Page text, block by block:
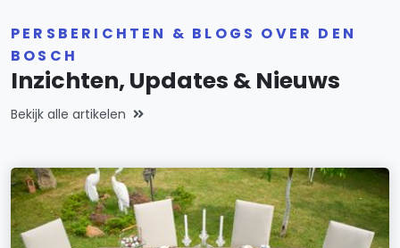
PERSBERICHTEN & BLOGS OVER DEN
BOSCH
Inzichten, Updates & Nieuws
Bekijk alle artikelen